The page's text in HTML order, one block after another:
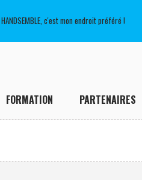
HANDSEMBLE, c'est mon endroit préféré !
FORMATION PARTENAIRES